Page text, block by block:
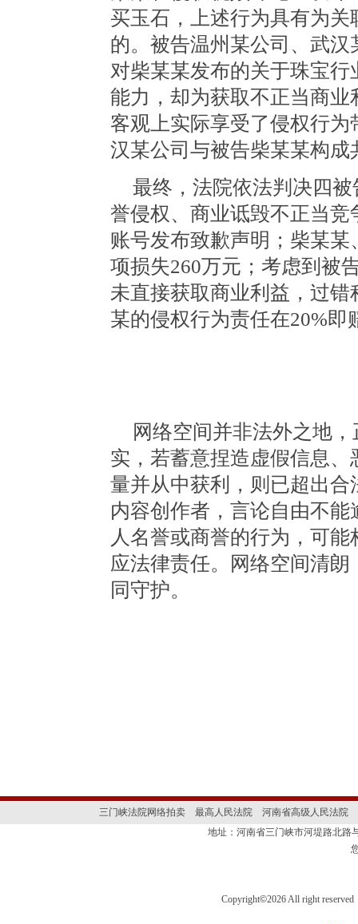
买玉石，上述行为具有为
的。被告温州某公司、武
对柴某某发布的关于珠宝
能力，却为获取不正当商
客观上实际享受了侵权行
汉某公司与被告柴某某构成
最终，法院依法判决四
誉侵权、商业诋毁不正当
账号发布致歉声明；柴某
项损失260万元；考虑到被
未直接获取商业利益，过
某的侵权行为责任在20%
网络空间并非法外之地
实，若蓄意捏造虚假信息
量并从中获利，则已超出
内容创作者，言论自由不
人名誉或商誉的行为，可
应法律责任。网络空间清
同守护。
三门峡法院网络拍卖 最高人民法院
河南省高级人民法院
地址：河南省三门峡市河堤路北
Copyright©2026 All right